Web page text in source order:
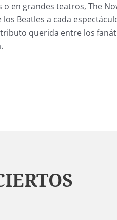
en grandes teatros, The
Beatles a cada
querida entre los